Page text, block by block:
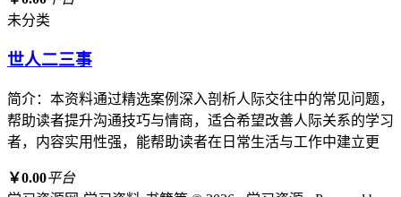
未分类
世人二三事
简介：本资料通过精选案例深入剖析人际交往中的常见问题，
帮助读者提升沟通技巧与情商，适合希望改善人际关系的学习
者，内容实用性强，能帮助读者在日常生活与工作中建立更
￥0.00平台